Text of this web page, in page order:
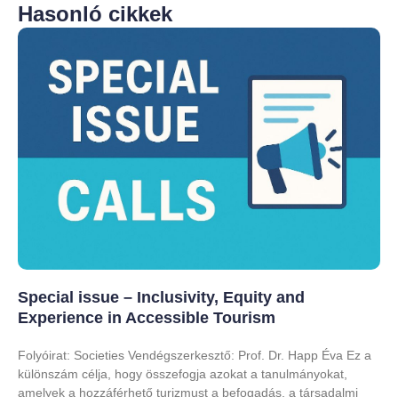
Hasonló cikkek
Special issue – Inclusivity, Equity and
Experience in Accessible Tourism
Folyóirat: Societies Vendégszerkesztő: Prof. Dr. Happ Éva Ez a
különszám célja, hogy összefogja azokat a tanulmányokat,
amelyek a hozzáférhető turizmust a befogadás, a társadalmi